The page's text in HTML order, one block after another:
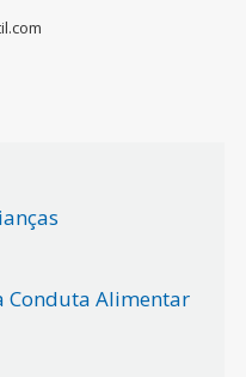
Conduta Alimentar